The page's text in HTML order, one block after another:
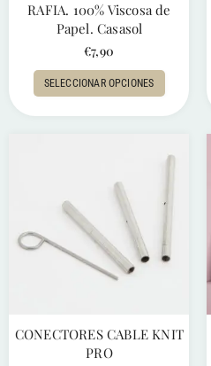
RAFIA. 100% Viscosa de
Papel. Casasol
€7,90
SELECCIONAR OPCIONES
CONECTORES CABLE KNIT
PRO